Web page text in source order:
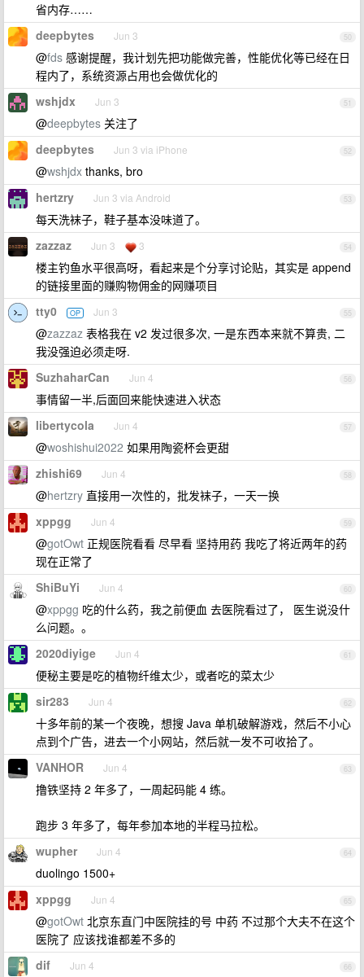
省内存……
50
deepbytes Jun 3
@fds 感谢提醒，我计划先把功能做完善，性能优化等已经在日
程内了，系统资源占用也会做优化的
51
wshjdx Jun 3
@deepbytes 关注了
52
deepbytes Jun 3 via iPhone
@wshjdx thanks, bro
53
hertzry Jun 3 via Android
每天洗袜子，鞋子基本没味道了。
54
zazzaz Jun 3 3
楼主钓鱼水平很高呀，看起来是个分享讨论贴，其实是 append
的链接里面的赚购物佣金的网赚项目
55
tty0 OP Jun 3
@zazzaz 表格我在 v2 发过很多次, 一是东西本来就不算贵, 二
我没强迫必须走呀.
56
SuzhaharCan Jun 4
事情留一半,后面回来能快速进入状态
57
libertycola Jun 4
@woshishui2022 如果用陶瓷杯会更甜
58
zhishi69 Jun 4
@hertzry 直接用一次性的，批发袜子，一天一换
59
xppgg Jun 4
@gotOwt 正规医院看看 尽早看 坚持用药 我吃了将近两年的药
现在正常了
60
ShiBuYi Jun 4
@xppgg 吃的什么药，我之前便血 去医院看过了， 医生说没什
么问题。。
61
2020diyige Jun 4
便秘主要是吃的植物纤维太少，或者吃的菜太少
62
sir283 Jun 4
十多年前的某一个夜晚，想搜 Java 单机破解游戏，然后不小心
点到个广告，进去一个小网站，然后就一发不可收拾了。
63
VANHOR Jun 4
撸铁坚持 2 年多了，一周起码能 4 练。
跑步 3 年多了，每年参加本地的半程马拉松。
64
wupher Jun 4
duolingo 1500+
65
xppgg Jun 4
@gotOwt 北京东直门中医院挂的号 中药 不过那个大夫不在这个
医院了 应该找谁都差不多的
66
dif Jun 4